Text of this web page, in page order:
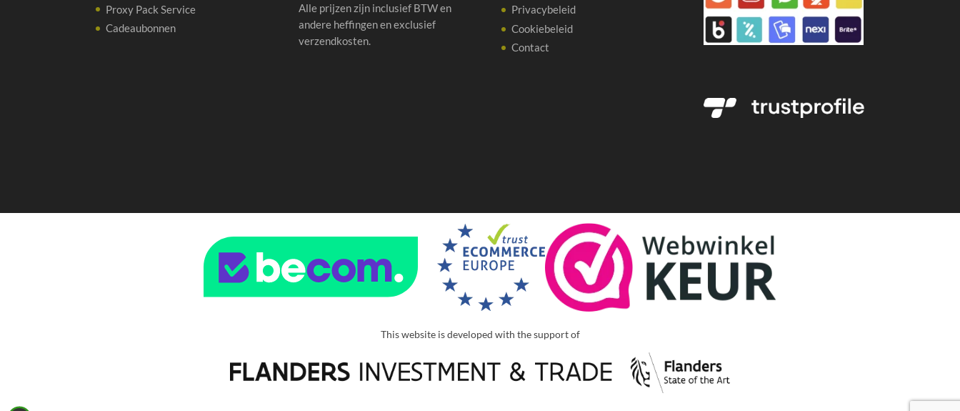
Proxy Pack Service
Cadeaubonnen
Alle prijzen zijn inclusief BTW en
andere heffingen en exclusief
verzendkosten.
Privacybeleid
Cookiebeleid
Contact
This website is developed with the support of